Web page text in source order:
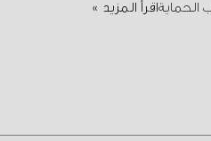
الحمايةاقرأ المزيد »